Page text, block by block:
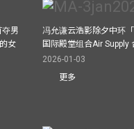
夺男
女
冯允谦云浩影除夕中环
国际殿堂组合Air Supply
2026-01-03
更多